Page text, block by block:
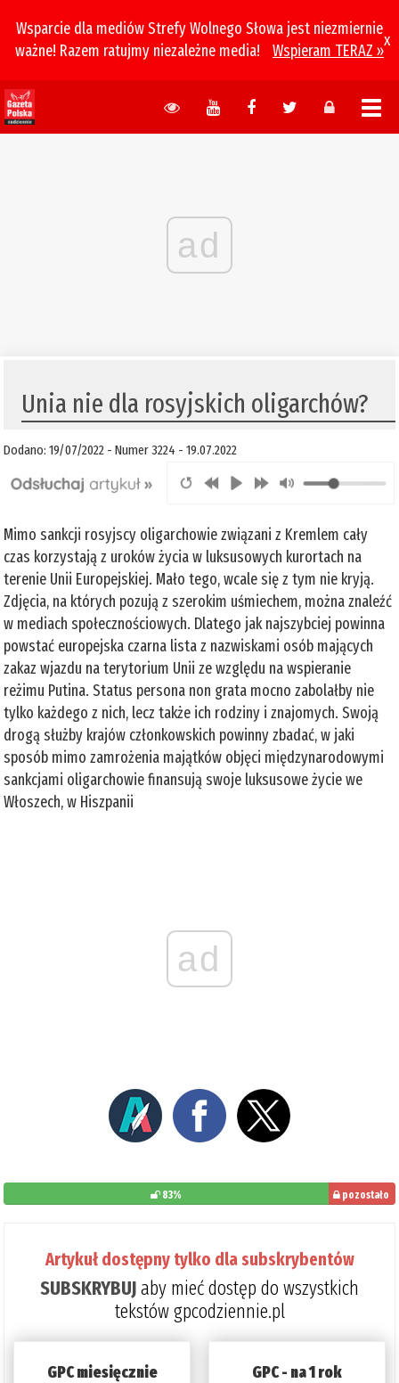
Wsparcie dla mediów Strefy Wolnego Słowa jest niezmiernie
ważne! Razem ratujmy niezależne media!
Wspieram TERAZ »
x
ad
Unia nie dla rosyjskich oligarchów?
Dodano: 19/07/2022 - Numer 3224 - 19.07.2022
Mimo sankcji rosyjscy oligarchowie związani z Kremlem cały
czas korzystają z uroków życia w luksusowych kurortach na
terenie Unii Europejskiej. Mało tego, wcale się z tym nie kryją.
Zdjęcia, na których pozują z szerokim uśmiechem, można znaleźć
w mediach społecznościowych. Dlatego jak najszybciej powinna
powstać europejska czarna lista z nazwiskami osób mających
zakaz wjazdu na terytorium Unii ze względu na wspieranie
reżimu Putina. Status persona non grata mocno zabolałby nie
tylko każdego z nich, lecz także ich rodziny i znajomych. Swoją
drogą służby krajów członkowskich powinny zbadać, w jaki
sposób mimo zamrożenia majątków objęci międzynarodowymi
sankcjami oligarchowie finansują swoje luksusowe życie we
Włoszech, w Hiszpanii
ad
83%
pozostało
17%
Artykuł dostępny tylko dla subskrybentów
SUBSKRYBUJaby mieć dostęp do wszystkich
tekstów gpcodziennie.pl
GPC miesięcznie GPC - na 1 rok